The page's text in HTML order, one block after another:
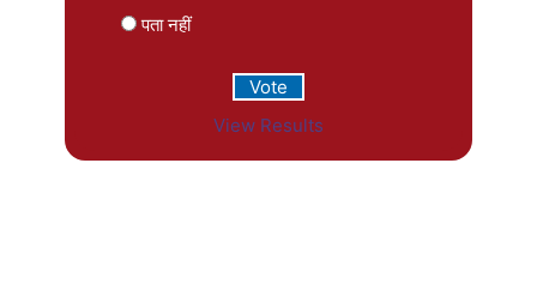
पता नहीं
View Results